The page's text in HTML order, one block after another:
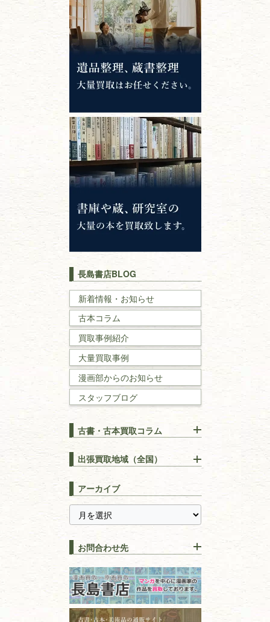
中国書物・朝鮮本
錦絵・浮世絵・版画・刷り物
専門書・ 学術書
哲学書・思想書
心理学・倫理学
仏教書
神道・神社仏閣
イスラム教
キリスト教
歴史書
戦記・戦史
国文学・
理工書
数学書・物理学書
建築書
漢方・鍼灸・東洋医学
易学・占い
スピリチュアル・
全集・
趣味・教養
書道
拓本・法帖・碑帖
長島書店BLOG
新着情報・お知らせ
古本コラム
買取事例紹介
大量買取事例
漫画部からのお知らせ
スタッフブログ
古書・古本買取コラム
【出張買取】古本の大量買取
りOK！効率的に売る方法
宅配買取は古本を送るだけ！
長島書店の便利な買取サービ
ス
【持ち込み買取】店頭で簡単
に古本を売るメリットとは？
上手な売り方のコツを解説
古本の保管方法と劣化する原
因！適切な管理で長持ちさせ
るコツ
古本は汚れていると買取でき
ない？適切な保管方法とクリ
ーニング！
出張買取地域（全国）
東京都
千葉県
神奈川県
静岡県
山梨県
新潟県
長野県
愛知県
石川県
福井県
福島県
富山県
アーカイブ
お問合わせ先
古本買取専門店 長島書店